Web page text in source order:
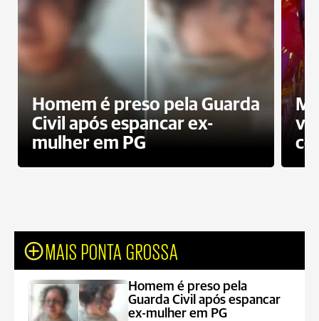
Homem é preso pela Guarda
Civil após espancar ex-
mulher em PG
MAIS PONTA GROSSA
Homem é preso pela
Guarda Civil após espancar
ex-mulher em PG